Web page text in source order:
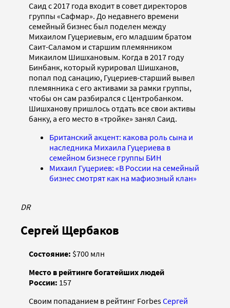
Саид с 2017 года входит в совет директоров
группы «Сафмар». До недавнего времени
семейный бизнес был поделен между
Михаилом Гуцериевым, его младшим братом
Саит-Саламом и старшим племянником
Микаилом Шишхановым. Когда в 2017 году
Бинбанк, который курировал Шишханов,
попал под санацию, Гуцериев-старший вывел
племянника с его активами за рамки группы,
чтобы он сам разбирался с Центробанком.
Шишханову пришлось отдать все свои активы
банку, а его место в «тройке» занял Саид.
Британский акцент: какова роль сына и
наследника Михаила Гуцериева в
семейном бизнесе группы БИН
Михаил Гуцериев: «В России на семейный
бизнес смотрят как на мафиозный клан»
DR
Сергей Щербаков
Состояние: $700 млн
Место в рейтинге богатейших людей
России: 157
Своим попаданием в рейтинг ForbesСергей